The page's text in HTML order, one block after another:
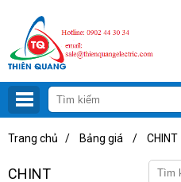
Trang chủ / Bảng giá / CHINT
CHINT